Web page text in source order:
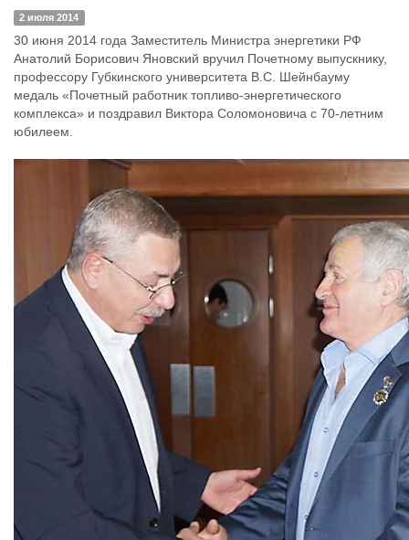
2 июля 2014
30 июня 2014 года Заместитель Министра энергетики РФ
Анатолий Борисович Яновский вручил Почетному выпускнику,
профессору Губкинского университета В.С. Шейнбауму
медаль «Почетный работник топливо-энергетического
комплекса» и поздравил Виктора Соломоновича с 70-летним
юбилеем.